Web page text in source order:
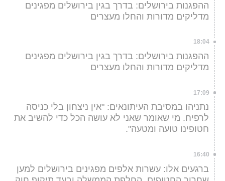
ההפגנות בירושלים: בדרך בגין בירושלים מפגינים
מדליקים מדורות והחלו מעצרים
18:04
ההפגנות בירושלים: בדרך בגין בירושלים מפגינים
מדליקים מדורות והחלו מעצרים
17:09
נתניהו במסיבת העיתונאים: "אין ניצחון בלי כניסה
לרפיח. מי שאומר שאני לא עושה הכל כדי להשיב את
חטופינו טועה ומטעה".
16:40
ברגעים אלו: עשרות אלפים מפגינים בירושלים למען